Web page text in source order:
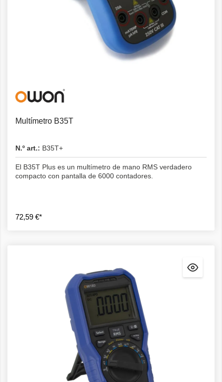
Multímetro B35T
N.º art.: B35T+
El B35T Plus es un multímetro de mano RMS verdadero
compacto con pantalla de 6000 contadores.
72,59 €*